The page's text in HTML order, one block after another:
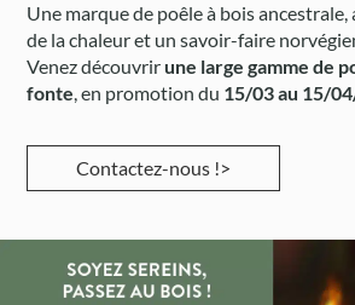
Une marque de poêle à bois
de la chaleur et un savoir-faire
Venez découvrir une large gamme de
fonte, en promotion du 15/03 au 15/
Contactez-nous !